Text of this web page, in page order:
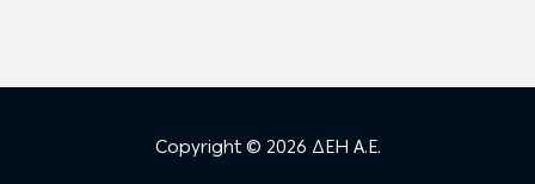
Copyright © 2026 ΔΕΗ Α.Ε.